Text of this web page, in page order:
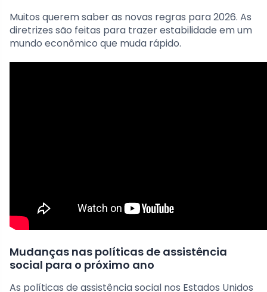
Muitos querem saber as novas regras para 2026. As
diretrizes são feitas para trazer estabilidade em um
mundo econômico que muda rápido.
Mudanças nas políticas de assistência
social para o próximo ano
As políticas de assistência social nos Estados Unidos